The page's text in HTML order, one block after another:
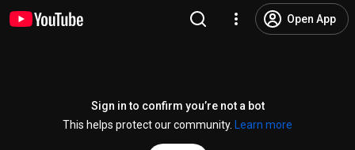
Open App
Sign in to confirm you’re not a bot
This helps protect our community.
Learn more